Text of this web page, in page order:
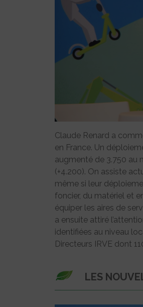
Claude Renard a
en France. Un
augmenté de 3.750 au
(+4.200). On assiste
même si leur
foncier, du matériel et
équiper les aires de
a ensuite attiré
identifiées au niveau
Directeurs IRVE dont
LES